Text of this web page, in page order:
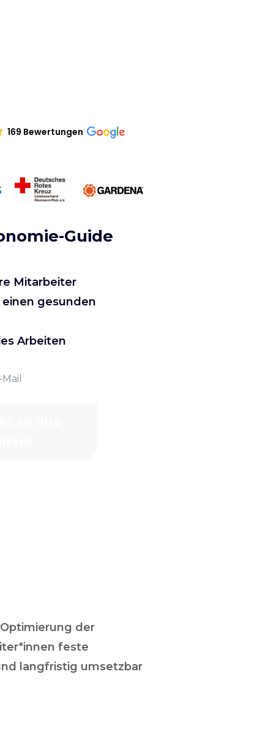
169 Bewertungen
Guide
Mitarbeiter
gesunden
Arbeiten
der
feste
langfristig umsetzbar